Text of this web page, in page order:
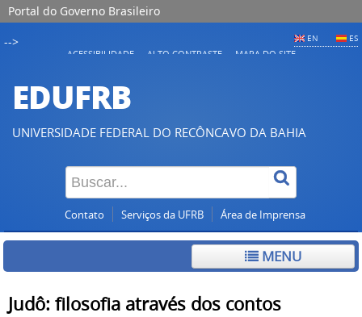
Portal do Governo Brasileiro
EN ES
-->
ACESSIBILIDADE ALTO CONTRASTE MAPA DO SITE
EDUFRB
UNIVERSIDADE FEDERAL DO RECÔNCAVO DA BAHIA
Contato Serviços da UFRB Área de Imprensa
MENU
Judô: filosofia através dos contos